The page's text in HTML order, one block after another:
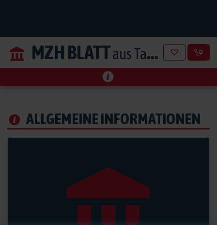
MZH BLATTaus Tann Rüti
ALLGEMEINE INFORMATIONEN